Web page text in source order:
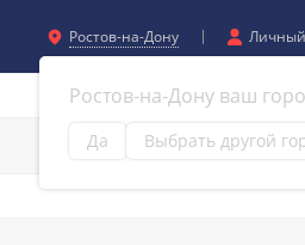
Ростов-на-Дону
Ростов-на-Дону ваш
Да Выбрать другой